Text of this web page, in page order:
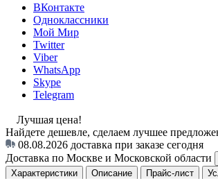
ВКонтакте
Одноклассники
Мой Мир
Twitter
Viber
WhatsApp
Skype
Telegram
Лучшая цена!
Найдете дешевле, сделаем лучшее
08.08.2026 доставка при заказе сегодня
Доставка по Москве и Московской области
Характеристики
Описание Прайс-лист